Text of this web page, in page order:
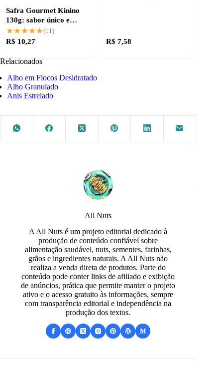
Safra Gourmet Kinino
130g: sabor único e
qualidade garantida
★★★★★
★★★★★(11)
R$ 10,27 R$ 7,58
Relacionados
Alho em Flocos Desidratado
Alho Granulado
Anis Estrelado
All Nuts
A All Nuts é um projeto editorial dedicado à
produção de conteúdo confiável sobre
alimentação saudável, nuts, sementes, farinhas,
grãos e ingredientes naturais. A All Nuts não
realiza a venda direta de produtos. Parte do
conteúdo pode conter links de afiliado e exibição
de anúncios, prática que permite manter o projeto
ativo e o acesso gratuito às informações, sempre
com transparência editorial e independência na
produção dos textos.